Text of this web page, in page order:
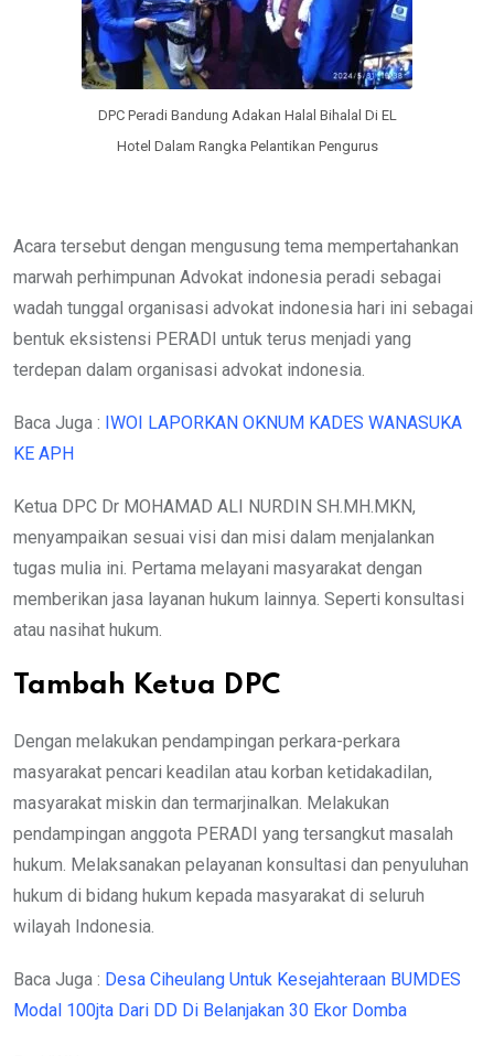
DPC Peradi Bandung Adakan Halal Bihalal Di EL
Hotel Dalam Rangka Pelantikan Pengurus
Acara tersebut dengan mengusung tema mempertahankan
marwah perhimpunan Advokat indonesia peradi sebagai
wadah tunggal organisasi advokat indonesia hari ini sebagai
bentuk eksistensi PERADI untuk terus menjadi yang
terdepan dalam organisasi advokat indonesia.
Baca Juga : IWOI LAPORKAN OKNUM KADES WANASUKA
KE APH
Ketua DPC Dr MOHAMAD ALI NURDIN SH.MH.MKN,
menyampaikan sesuai visi dan misi dalam menjalankan
tugas mulia ini. Pertama melayani masyarakat dengan
memberikan jasa layanan hukum lainnya. Seperti konsultasi
atau nasihat hukum.
Tambah Ketua DPC
Dengan melakukan pendampingan perkara-perkara
masyarakat pencari keadilan atau korban ketidakadilan,
masyarakat miskin dan termarjinalkan. Melakukan
pendampingan anggota PERADI yang tersangkut masalah
hukum. Melaksanakan pelayanan konsultasi dan penyuluhan
hukum di bidang hukum kepada masyarakat di seluruh
wilayah Indonesia.
Baca Juga : Desa Ciheulang Untuk Kesejahteraan BUMDES
Modal 100jta Dari DD Di Belanjakan 30 Ekor Domba